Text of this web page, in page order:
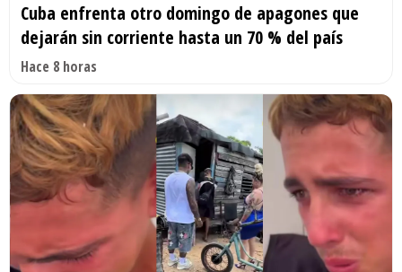
Cuba enfrenta otro domingo de apagones que
dejarán sin corriente hasta un 70 % del país
Hace 8 horas